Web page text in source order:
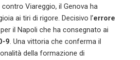
Viareggio, il Genova ha
ai tiri di rigore. Decisivo l’errore
per il Napoli che ha consegnato ai
9. Una vittoria che conferma il
della formazione di